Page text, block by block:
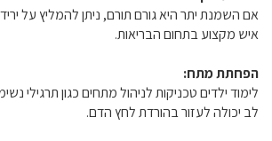
אם השמנת יתר היא גורם תורם, ניתן להמליץ על
איש מקצוע בתחום הבריאות.
הפחתת מתח:
לימוד ילדים טכניקות לניהול מתחים כגון תרגילי
לב יכולה לעזור בהורדת לחץ הדם.